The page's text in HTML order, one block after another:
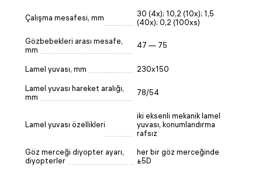
Çalışma mesafesi, mm
30 (4x); 10,2 (10x); 1,5
(40x); 0,2 (100xs)
Gözbebekleri arası mesafe,
mm
47 — 75
Lamel yuvası, mm 230x150
Lamel yuvası hareket aralığı,
mm
78/54
Lamel yuvası özellikleri
iki eksenli mekanik lamel
yuvası, konumlandırma
rafsız
Göz merceği diyopter ayarı,
diyopterler
her bir göz merceğinde
±5D